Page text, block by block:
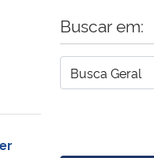
Buscar em: